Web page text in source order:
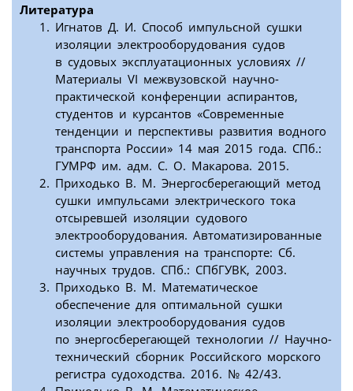
Литература
Игнатов Д. И. Способ импульсной сушки
изоляции электрооборудования судов
в судовых эксплуатационных условиях //
Материалы VI межвузовской научно-
практической конференции аспирантов,
студентов и курсантов «Современные
тенденции и перспективы развития водного
транспорта России» 14 мая 2015 года. СПб.:
ГУМРФ им. адм. С. О. Макарова. 2015.
Приходько В. М. Энергосберегающий метод
сушки импульсами электрического тока
отсыревшей изоляции судового
электрооборудования. Автоматизированные
системы управления на транспорте: Сб.
научных трудов. СПб.: СПбГУВК, 2003.
Приходько В. М. Математическое
обеспечение для оптимальной сушки
изоляции электрооборудования судов
по энергосберегающей технологии // Научно-
технический сборник Российского морского
регистра судоходства. 2016. № 42/43.